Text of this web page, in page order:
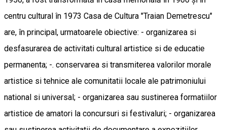
centru cultural în 1973 Casa de Cultura "Traian Demetrescu"
are, în principal, urmatoarele obiective: - organizarea si
desfasurarea de activitati cultural artistice si de educatie
permanenta; -. conservarea si transmiterea valorilor morale
artistice si tehnice ale comunitatii locale ale patrimoniului
national si universal; - organizarea sau sustinerea formatiilor
artistice de amatori la concursuri si festivaluri; - organizarea